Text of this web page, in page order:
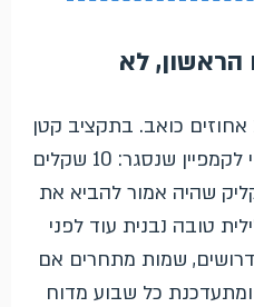
הראשון, לא
בתקציב גדול, בזבוז של 10 אחוזים כואב. בתקציב קטן
הוא ההבדל בין קמפיין רווחי לקמפיין שנסגר: 10 שקלים
מתוך 100 הם הקליק שהיה אמור להביא את
טובה נבנית עוד לפני
שמות מתחרים אם
כל שבוע מדוח